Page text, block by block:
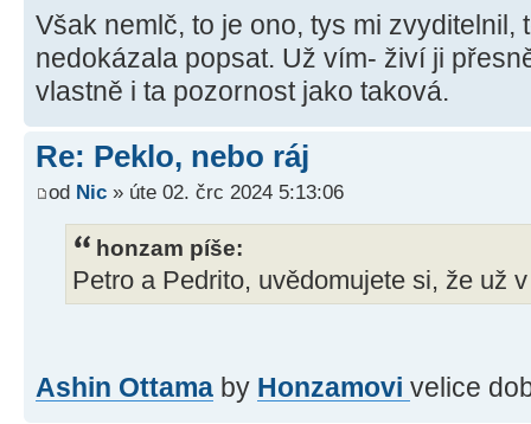
Však nemlč, to je ono, tys mi zvyditelnil,
nedokázala popsat. Už vím- živí ji
vlastně i ta pozornost jako taková.
Re: Peklo, nebo ráj
od Nic » úte 02. črc 2024 5:13:06
honzam píše:
Petro a Pedrito, uvědomujete si, že už
Ashin Ottama by Honzamovi velice